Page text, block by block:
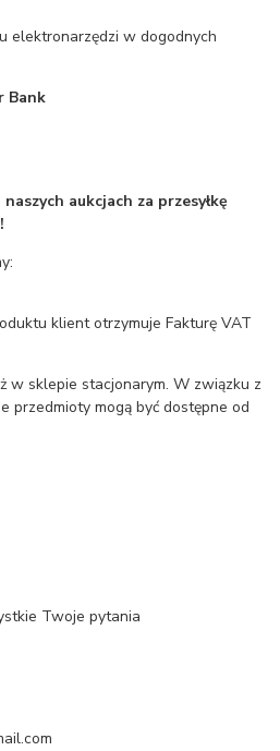
elektronarzędzi w dogodnych
Bank
aukcjach za przesyłkę
klient otrzymuje Fakturę VAT
w sklepie stacjonarym. W związku z
przedmioty mogą być dostępne od
Twoje pytania